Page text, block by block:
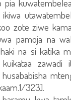
pia
zote ziwe
pamoja na
na si katika
zawadi
323].